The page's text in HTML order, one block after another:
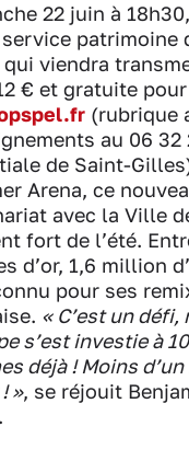
22 juin à
patrimoine
viendra
€ et gratuite
(rubrique
au 06 32
de Saint-
Arena, ce
avec la Ville
fort de l’été.
d’or, 1,6 million
pour ses
« C’est un
s’est investie à
déjà ! Moins
», se réjouit